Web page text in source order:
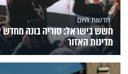
חדשות היום
חשש בישראל: סוריה בונה מחדש
מדינות האזור